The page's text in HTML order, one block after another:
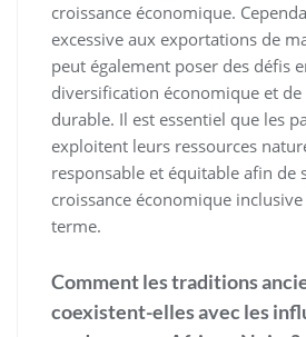
croissance économique.
excessive aux exportations de
peut également poser des défis
diversification économique et
durable. Il est essentiel que les
exploitent leurs ressources
responsable et équitable afin de
croissance économique
terme.
Comment les traditions
coexistent-elles avec les